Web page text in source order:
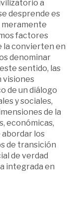
a
desprende es
meramente
factores
la convierten en
denominar
sentido, las
visiones
de un diálogo
y sociales,
de la
económicas,
abordar los
de transición
de verdad
integrada en